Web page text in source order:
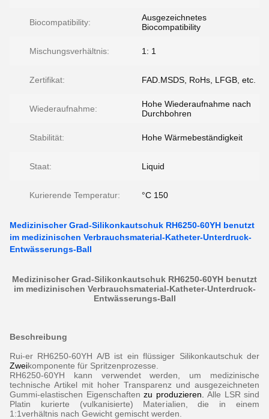
Biocompatibility:
Ausgezeichnetes
Biocompatibility
Mischungsverhältnis: 1: 1
Zertifikat: FAD.MSDS, RoHs, LFGB, etc.
Wiederaufnahme:
Hohe Wiederaufnahme nach
Durchbohren
Stabilität: Hohe Wärmebeständigkeit
Staat: Liquid
Kurierende Temperatur: °C 150
Medizinischer Grad-Silikonkautschuk RH6250-60YH benutzt
im medizinischen Verbrauchsmaterial-Katheter-Unterdruck-
Entwässerungs-Ball
Medizinischer Grad-Silikonkautschuk RH6250-60YH benutzt
im medizinischen Verbrauchsmaterial-Katheter-Unterdruck-
Entwässerungs-Ball
Beschreibung
Rui-er RH6250-60YH A/B ist ein flüssiger Silikonkautschuk der
Zweikomponente für Spritzenprozesse.
RH6250-60YH kann verwendet werden, um medizinische
technische Artikel mit hoher Transparenz und ausgezeichneten
Gummi-elastischen Eigenschaften zu produzieren. Alle LSR sind
Platin kurierte (vulkanisierte) Materialien, die in einem
1:1verhältnis nach Gewicht gemischt werden.